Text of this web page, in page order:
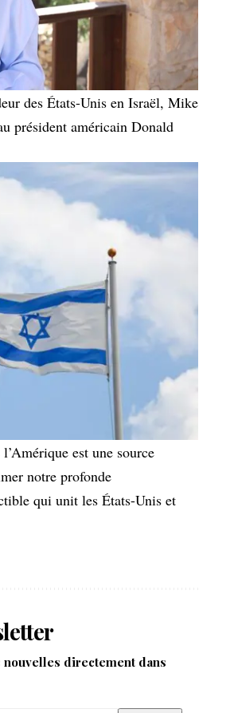
des États-Unis en Israël, Mike
président américain Donald
est une source
notre profonde
qui unit les États-Unis et
directement dans